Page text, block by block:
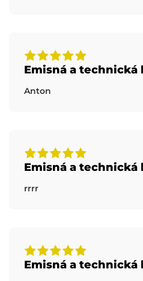
Emisná a technická
Anton
Emisná a technická
rrrr
Emisná a technická